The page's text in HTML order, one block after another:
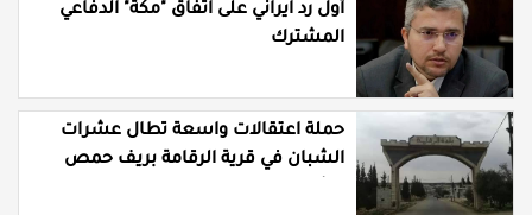
أول رد ايراني على اتفاق "مكة" الدفاعي
المشترك
حملة اعتقالات واسعة تطال عشرات
الشبان في قرية الرقامة بريف حمص